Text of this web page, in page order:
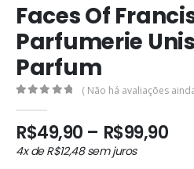
Faces Of
Parfumerie
Parfum
( Não há avaliações
R$49,90 – R$99,90
4x deR$12,48sem juros